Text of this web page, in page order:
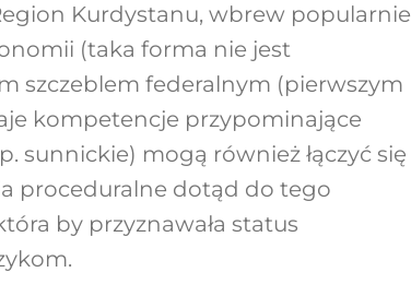
Kurdystanu, wbrew popularnie
(taka forma nie jest
szczeblem federalnym (pierwszym
kompetencje przypominające
sunnickie) mogą również łączyć się
proceduralne dotąd do tego
by przyznawała status